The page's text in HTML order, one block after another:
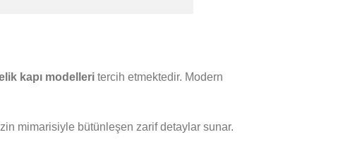
kapı modelleri tercih etmektedir. Modern
mimarisiyle bütünleşen zarif detaylar sunar.